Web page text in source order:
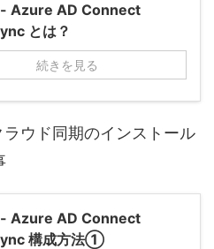
Azure AD Connect
とは？
続きを見る
ウド同期のインストール
Azure AD Connect
構成方法①